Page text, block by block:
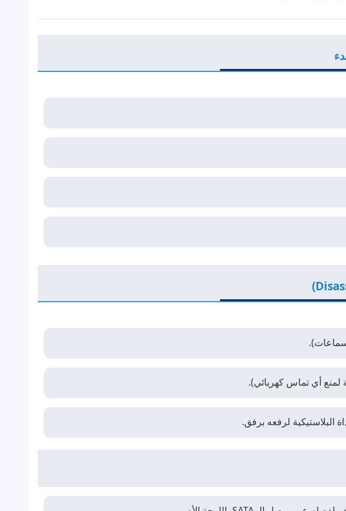
لمنع أي تماس كهربائي).
البلاستيكية لرفعه برفق.